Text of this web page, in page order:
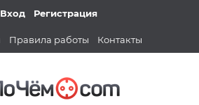
Вход Регистрация
Правила работы Контакты